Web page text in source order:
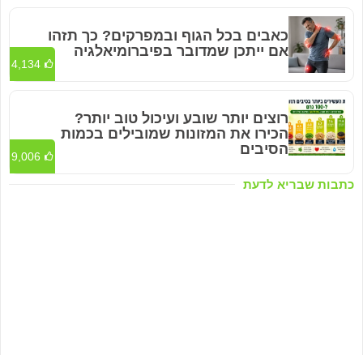
כתבות שבריא לדעת
כאבים בכל הגוף ובמפרקים? כך תזהו
אם ייתכן שמדובר בפיברומיאלגיה
4,134
רוצים יותר שובע ועיכול טוב יותר?
הכירו את המזונות שמובילים בכמות
הסיבים
9,006